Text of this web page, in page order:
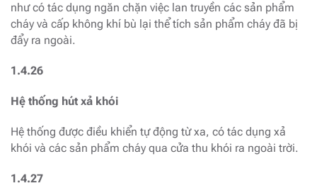
như có tác dụng ngăn chặn việc lan truyền các sản phẩm
cháy và cấp không khí bù lại thể tích sản phẩm cháy đã bị
đẩy ra ngoài.
1.4.26
Hệ thống hút xả khói
Hệ thống được điều khiển tự động từ xa, có tác dụng xả
khói và các sản phẩm cháy qua cửa thu khói ra ngoài trời.
1.4.27